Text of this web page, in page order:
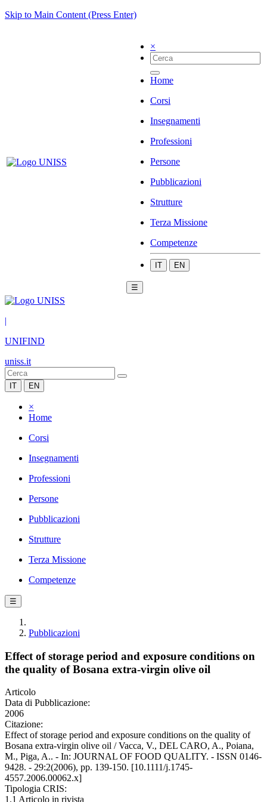
Skip to Main Content (Press Enter)
×
Home
Corsi
Insegnamenti
Professioni
Persone
Pubblicazioni
Strutture
Terza Missione
Competenze
IT EN
☰
|
UNIFIND
uniss.it
IT EN
×
Home
Corsi
Insegnamenti
Professioni
Persone
Pubblicazioni
Strutture
Terza Missione
Competenze
☰
Pubblicazioni
Effect of storage period and exposure conditions on
the quality of Bosana extra-virgin olive oil
Articolo
Data di Pubblicazione:
2006
Citazione:
Effect of storage period and exposure conditions on the quality of
Bosana extra-virgin olive oil / Vacca, V., DEL CARO, A., Poiana,
M., Piga, A.. - In: JOURNAL OF FOOD QUALITY. - ISSN 0146-
9428. - 29:2(2006), pp. 139-150. [10.1111/j.1745-
4557.2006.00062.x]
Tipologia CRIS:
1.1 Articolo in rivista